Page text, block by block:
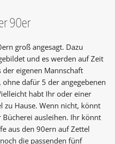
90er
groß angesagt. Dazu
und es werden auf Zeit
eigenen Mannschaft
dafür 5 der angegebenen
habt Ihr oder einer
zu Hause. Wenn nicht, könnt
ausleihen. Ihr könnt
aus den 90ern auf Zettel
die passenden fünf